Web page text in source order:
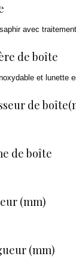
avec
de boîte
et lunette
de
de boîte
(mm)
(mm)